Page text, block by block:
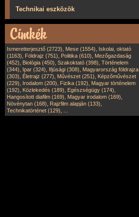
Technikai eszközök
Ismeretterjesztő (2723), Mese (1554), Iskolai, oktató
(1163), Földrajz (751), Politika (610), Mezőgazdaság
(452), Biológia (450), Szakoktató (398), Történelem
(344), Ipar (324), Ifjúsági (308), Magyarország földrajza
(303), Életrajz (277), Művészet (251), Képzőművészet
(229), Irodalom (200), Fizika (192), Magyar történelem
(192), Közlekedés (189), Egészségügy (174),
Hangosított diafilm (169), Magyar irodalom (169),
Növénytan (168), Rajzfilm alapján (133),
Technikatörténet (129),